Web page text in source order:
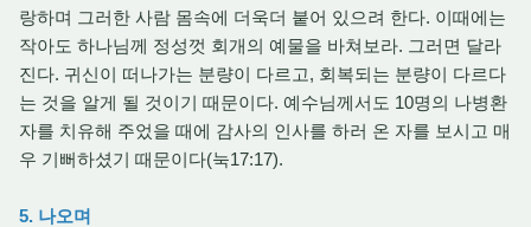
랑하며 그러한 사람 몸속에 더욱더 붙어 있으려 한다. 이때에는
작아도 하나님께 정성껏 회개의 예물을 바쳐보라. 그러면 달라
진다. 귀신이 떠나가는 분량이 다르고, 회복되는 분량이 다르다
는 것을 알게 될 것이기 때문이다. 예수님께서도 10명의 나병환
자를 치유해 주었을 때에 감사의 인사를 하러 온 자를 보시고 매
우 기뻐하셨기 때문이다(눅17:17).
5. 나오며